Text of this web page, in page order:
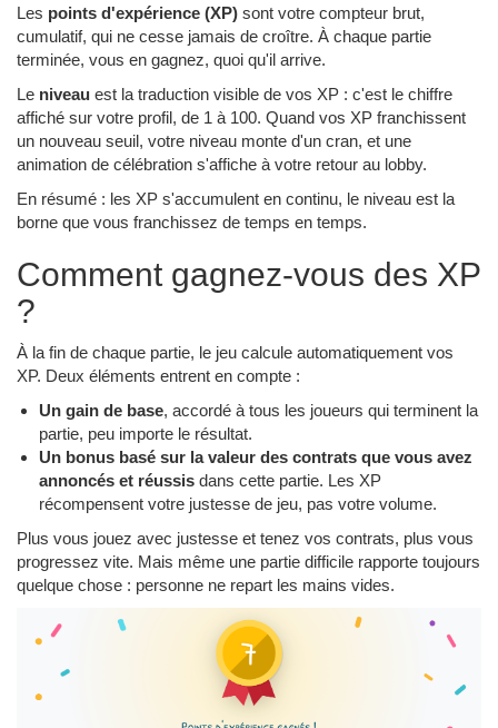
Les points d'expérience (XP) sont votre compteur brut,
cumulatif, qui ne cesse jamais de croître. À chaque partie
terminée, vous en gagnez, quoi qu'il arrive.
Le niveau est la traduction visible de vos XP : c'est le chiffre
affiché sur votre profil, de 1 à 100. Quand vos XP franchissent
un nouveau seuil, votre niveau monte d'un cran, et une
animation de célébration s'affiche à votre retour au lobby.
En résumé : les XP s'accumulent en continu, le niveau est la
borne que vous franchissez de temps en temps.
Comment gagnez-vous des XP
?
À la fin de chaque partie, le jeu calcule automatiquement vos
XP. Deux éléments entrent en compte :
Un gain de base, accordé à tous les joueurs qui terminent la
partie, peu importe le résultat.
Un bonus basé sur la valeur des contrats que vous avez
annoncés et réussis dans cette partie. Les XP
récompensent votre justesse de jeu, pas votre volume.
Plus vous jouez avec justesse et tenez vos contrats, plus vous
progressez vite. Mais même une partie difficile rapporte toujours
quelque chose : personne ne repart les mains vides.